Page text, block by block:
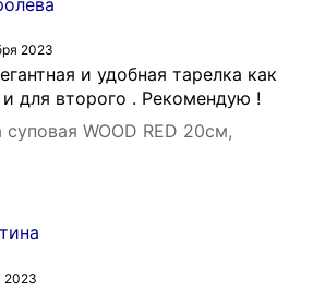
2023
и удобная тарелка как
и для второго . Рекомендую !
WOOD RED 20см,
2023